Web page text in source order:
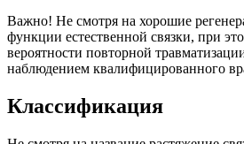
Важно! Не смотря на хорошие
функции естественной связки, при
вероятности повторной
наблюдением квалифицированного
Классификация